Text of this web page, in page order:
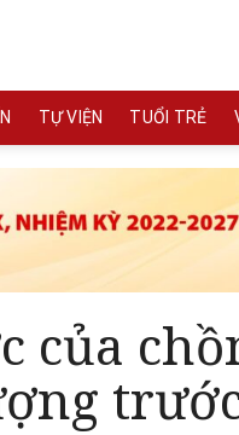
TỰ VIỆN TUỔI TRẺ
của